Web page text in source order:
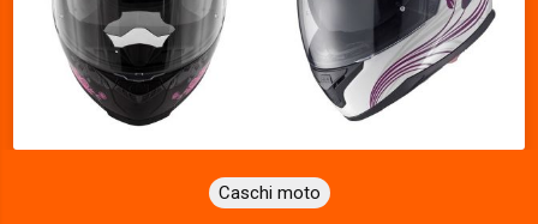
Caschi moto